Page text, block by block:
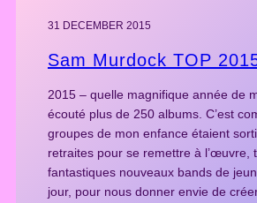
31 DECEMBER 2015
Sam Murdock TOP
2015 – quelle magnifique année de
écouté plus de 250 albums. C’est
groupes de mon enfance étaient
retraites pour se remettre à l’œuvre,
fantastiques nouveaux bands de
jour, pour nous donner envie de